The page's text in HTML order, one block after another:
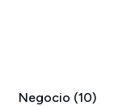
Negocio (10)